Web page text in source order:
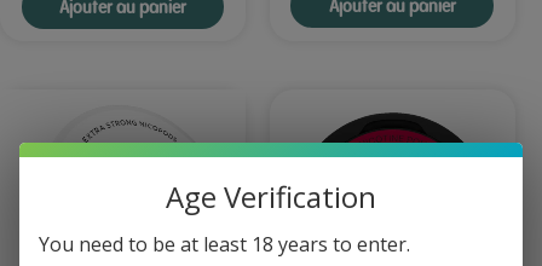
Ajouter au panier Ajouter au panier
Age Verification
You need to be at least 18 years to enter.